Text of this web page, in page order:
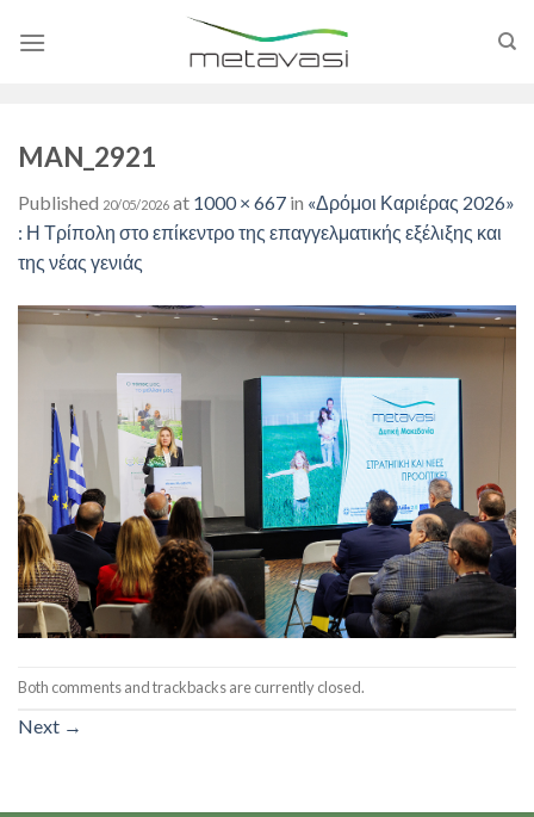
MAN_2921
Published 20/05/2026 at 1000 × 667 in «Δρόμοι Καριέρας 2026»
: Η Τρίπολη στο επίκεντρο της επαγγελματικής εξέλιξης και
της νέας γενιάς
Both comments and trackbacks are currently closed.
Next →